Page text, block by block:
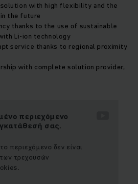
with high flexibility and the
the future
thanks to the use of sustainable
Li-ion technology
service thanks to regional proximity
with complete solution provider,
περιεχόμενο
σας.
περιεχόμενο δεν είναι
τρεχουσών